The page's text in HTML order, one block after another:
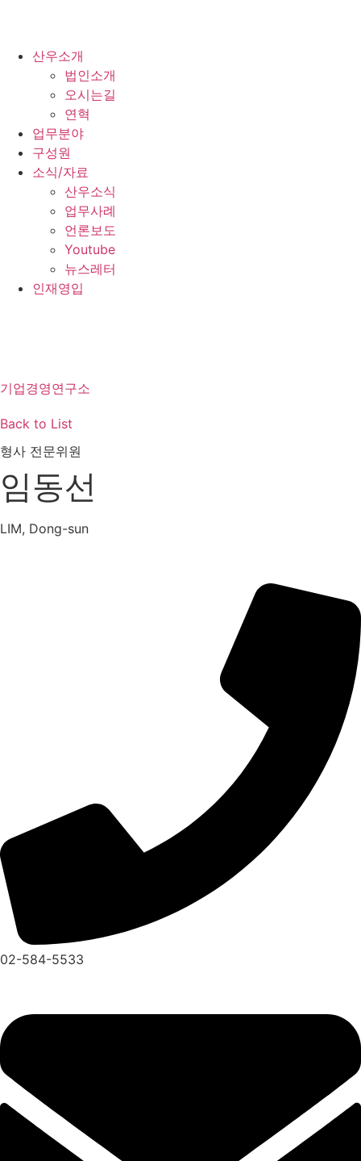
산우소개
법인소개
오시는길
연혁
업무분야
구성원
소식/자료
산우소식
업무사례
언론보도
Youtube
뉴스레터
인재영입
기업경영연구소
Back to List
형사 전문위원
임동선
LIM, Dong-sun
02-584-5533